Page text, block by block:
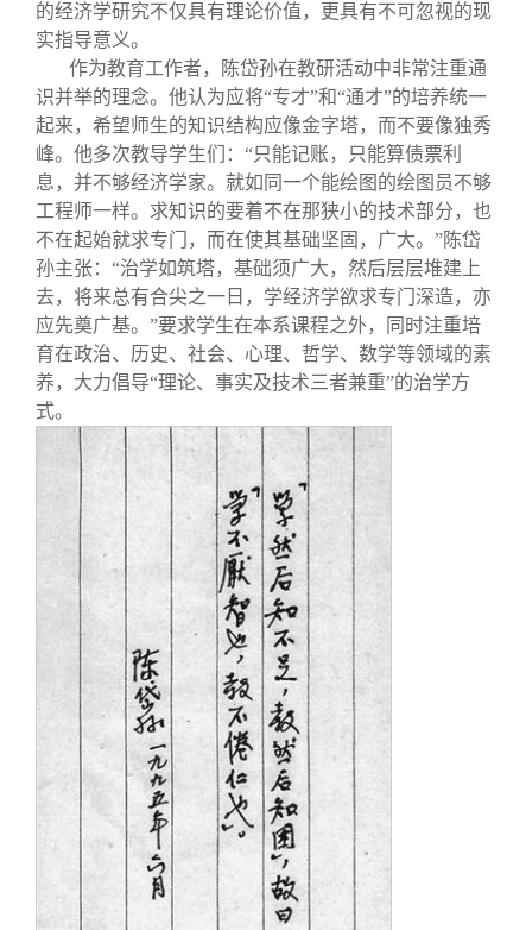
的经济学研究不仅具有理论价值，更具有不可忽视的现
实指导意义。
作为教育工作者，陈岱孙在教研活动中非常注重通
识并举的理念。他认为应将“专才”和“通才”的培养统一
起来，希望师生的知识结构应像金字塔，而不要像独秀
峰。他多次教导学生们：“只能记账，只能算债票利
息，并不够经济学家。就如同一个能绘图的绘图员不够
工程师一样。求知识的要着不在那狭小的技术部分，也
不在起始就求专门，而在使其基础坚固，广大。”陈岱
孙主张：“治学如筑塔，基础须广大，然后层层堆建上
去，将来总有合尖之一日，学经济学欲求专门深造，亦
应先奠广基。”要求学生在本系课程之外，同时注重培
育在政治、历史、社会、心理、哲学、数学等领域的素
养，大力倡导“理论、事实及技术三者兼重”的治学方
式。